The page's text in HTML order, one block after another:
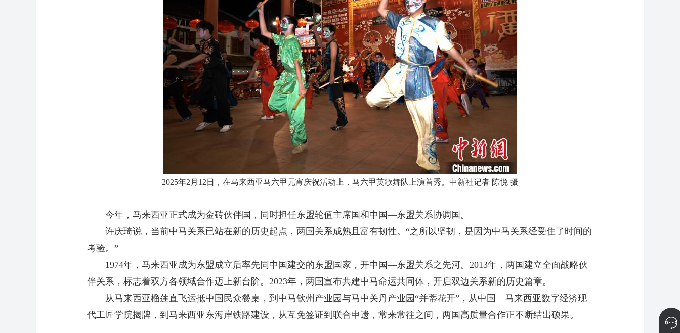
2025年2月12日，在马来西亚马六甲元宵庆祝活动上，马六甲英歌舞队上演首秀。 中新社记者 陈悦 摄
今年，马来西亚正式成为金砖伙伴国，同时担任东盟轮值主席国和中国—东盟关系协调国。
许庆琦说，当前中马关系已站在新的历史起点，两国关系成熟且富有韧性。“之所以坚韧，是因为中马关系经受住了时间的
考验。”
1974年，马来西亚成为东盟成立后率先同中国建交的东盟国家，开中国—东盟关系之先河。2013年，两国建立全面战略伙
伴关系，标志着双方各领域合作迈上新台阶。2023年，两国宣布共建中马命运共同体，开启双边关系新的历史篇章。
从马来西亚榴莲直飞运抵中国民众餐桌，到中马钦州产业园与马中关丹产业园“并蒂花开”，从中国—马来西亚数字经济现
代工匠学院揭牌，到马来西亚东海岸铁路建设，从互免签证到联合申遗，常来常往之间，两国高质量合作正不断结出硕果。